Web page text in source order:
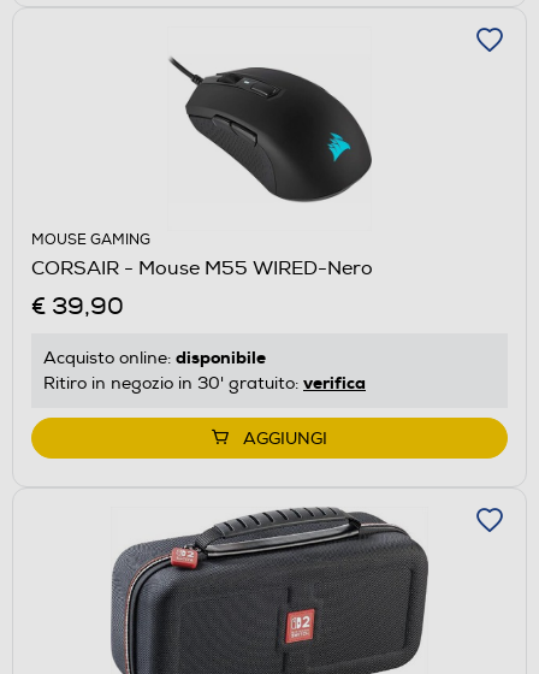
MOUSE GAMING
CORSAIR - Mouse M55 WIRED-Nero
€ 39,90
Acquisto online: disponibile
Ritiro in negozio in 30' gratuito: verifica
AGGIUNGI